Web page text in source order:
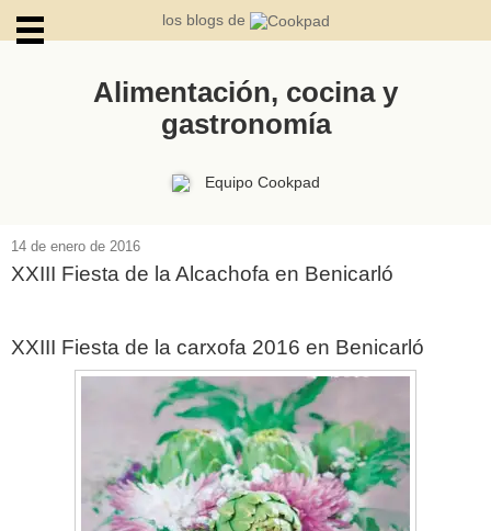
los blogs de
Alimentación, cocina y
gastronomía
Equipo Cookpad
14 de enero de 2016
XXIII Fiesta de la Alcachofa en Benicarló
XXIII Fiesta de la carxofa 2016 en Benicarló